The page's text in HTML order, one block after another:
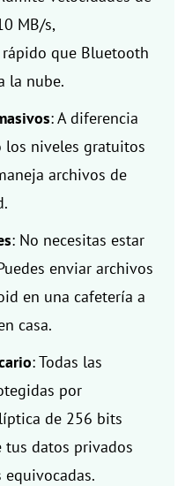
MB/s,
que Bluetooth
la nube.
: A diferencia
los niveles gratuitos
archivos de
: No necesitas estar
enviar archivos
en una cafetería a
casa.
: Todas las
por
de 256 bits
tus datos privados